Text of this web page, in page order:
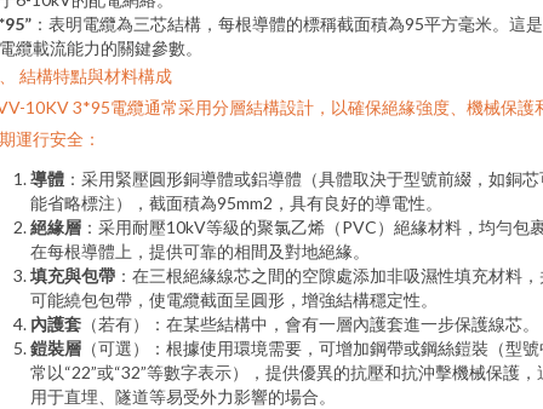
：表明電纜為三芯結構，每根導體的標稱截面積為95平方毫米。這
纜載流能力的關鍵參數。
結構特點與材料構成
10KV 3*95電纜通常采用分層結構設計，以確保絕緣強度、機械保護
運行安全：
導體 ：采用緊壓圓形銅導體或鋁導體（具體取決于型號前綴，如銅芯
能省略標注），截面積為95mm2，具有良好的導電性。
絕緣層 ：采用耐壓10kV等級的聚氯乙烯（PVC）絕緣材料，均勻包
在每根導體上，提供可靠的相間及對地絕緣。
填充與包帶 ：在三根絕緣線芯之間的空隙處添加非吸濕性填充材料，
可能繞包包帶，使電纜截面呈圓形，增強結構穩定性。
內護套 （若有）：在某些結構中，會有一層內護套進一步保護線芯。
鎧裝層 （可選）：根據使用環境需要，可增加鋼帶或鋼絲鎧裝（型
常以“22”或“32”等數字表示），提供優異的抗壓和抗沖擊機械保護，
用于直埋、隧道等易受外力影響的場合。